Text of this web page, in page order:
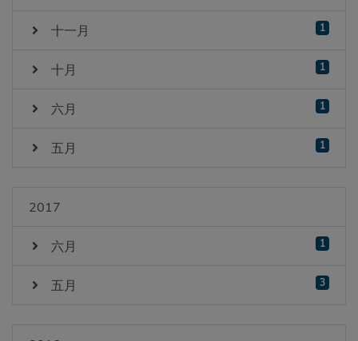
十一月 1
十月 1
六月 1
五月 1
2017
六月 1
五月 3